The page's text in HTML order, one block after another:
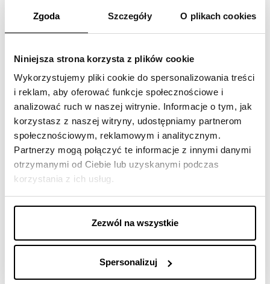
Zgoda Szczegóły O plikach cookies
Niniejsza strona korzysta z plików cookie
Wykorzystujemy pliki cookie do spersonalizowania treści
i reklam, aby oferować funkcje społecznościowe i
analizować ruch w naszej witrynie. Informacje o tym, jak
korzystasz z naszej witryny, udostępniamy partnerom
społecznościowym, reklamowym i analitycznym.
Partnerzy mogą połączyć te informacje z innymi danymi
otrzymanymi od Ciebie lub uzyskanymi podczas
korzystania z ich usług.
Zezwól na wszystkie
Spersonalizuj
NAGRODY